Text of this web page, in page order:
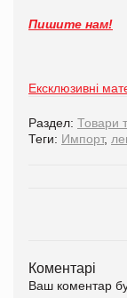
Пишите нам!
Ексклюзивні
Раздел: Товари
Теги: Импорт,
Коментарі
Ваш коментар